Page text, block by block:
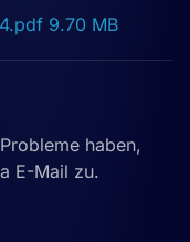
9.70 MB
haben,
E-Mail zu.